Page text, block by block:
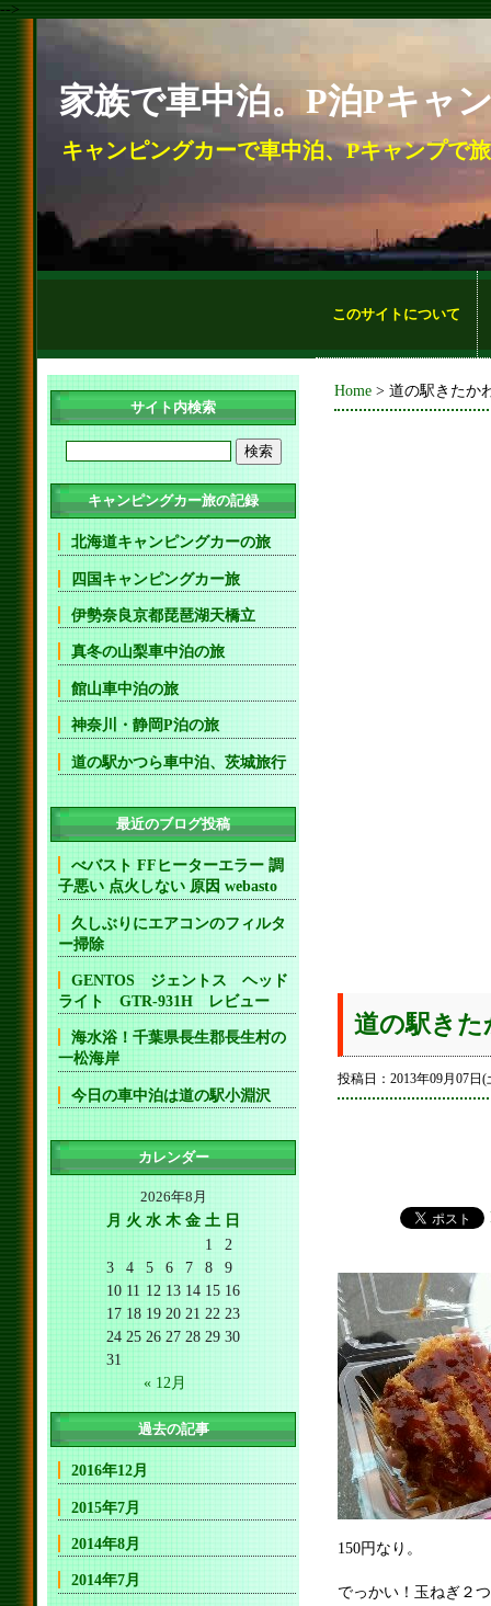
-->
家族で車中泊。P泊Pキャ
キャンピングカーで車中泊、Pキャンプで
このサイトについて
Home > 道の駅きたか
道の駅き
投稿日：2013年09月07
150円なり。
でっかい！玉ねぎ２
サイト内検索
キャンピングカー旅の記録
北海道キャンピングカーの旅
四国キャンピングカー旅
伊勢奈良京都琵琶湖天橋立
真冬の山梨車中泊の旅
館山車中泊の旅
神奈川・静岡P泊の旅
道の駅かつら車中泊、茨城旅行
最近のブログ投稿
べバスト FFヒーターエラー 調
子悪い 点火しない 原因 webasto
久しぶりにエアコンのフィルタ
ー掃除
GENTOS ジェントス ヘッド
ライト GTR-931H レビュー
海水浴！千葉県長生郡長生村の
一松海岸
今日の車中泊は道の駅小淵沢
カレンダー
2026年8月
月 火 水 木 金 土 日
1
2
3
4 5 6 7 8
9
10 11 12 13 14 15 16
17 18 19 20 21 22 23
24 25 26 27 28 29 30
31
« 12月
過去の記事
2016年12月
2015年7月
2014年8月
2014年7月